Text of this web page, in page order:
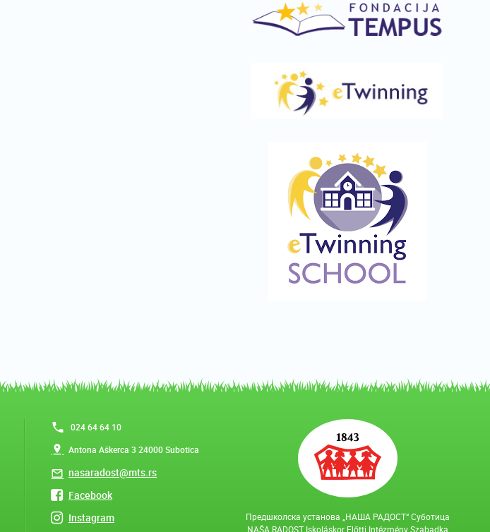
024 64 64 10
Antona Aškerca 3 24000 Subotica
nasaradost@mts.rs
Facebook
Instagram
Предшколска установа „НАША РАДОСТ“ Суботица
NAŠA RADOST Iskoláskor Előtti Intézmény Szabadka